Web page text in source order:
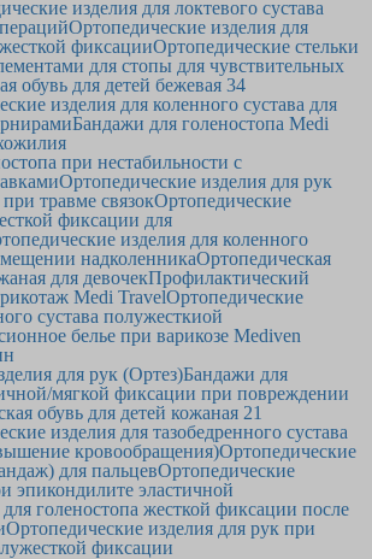
изделия для локтевого сустава
Ортопедические изделия для
фиксацииОртопедические стельки
для стопы для чувствительных
обувь для детей бежевая 34
изделия для коленного сустава для
Бандажи для голеностопа Medi
при нестабильности с
Ортопедические изделия для рук
травме связокОртопедические
фиксации для
изделия для коленного
надколенникаОртопедическая
для девочекПрофилактический
Medi TravelОртопедические
сустава полужесткиой
белье при варикозе Mediven
для рук (Ортез)Бандажи для
мягкой фиксации при повреждении
обувь для детей кожаная 21
изделия для тазобедренного сустава
кровообращения)Ортопедические
для пальцевОртопедические
эпикондилите эластичной
голеностопа жесткой фиксации после
Ортопедические изделия для рук при
фиксации